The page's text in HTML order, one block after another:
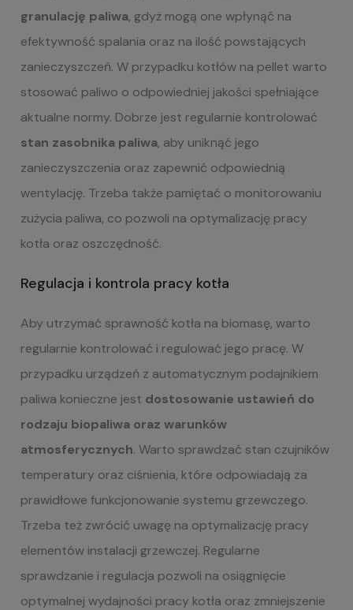
granulację paliwa, gdyż mogą one wpłynąć na
efektywność spalania oraz na ilość powstających
zanieczyszczeń. W przypadku kotłów na pellet warto
stosować paliwo o odpowiedniej jakości spełniające
aktualne normy. Dobrze jest regularnie kontrolować
stan zasobnika paliwa, aby uniknąć jego
zanieczyszczenia oraz zapewnić odpowiednią
wentylację. Trzeba także pamiętać o monitorowaniu
zużycia paliwa, co pozwoli na optymalizację pracy
kotła oraz oszczędność.
Regulacja i kontrola pracy kotła
Aby utrzymać sprawność kotła na biomasę, warto
regularnie kontrolować i regulować jego pracę. W
przypadku urządzeń z automatycznym podajnikiem
paliwa konieczne jest dostosowanie ustawień do
rodzaju biopaliwa oraz warunków
atmosferycznych. Warto sprawdzać stan czujników
temperatury oraz ciśnienia, które odpowiadają za
prawidłowe funkcjonowanie systemu grzewczego.
Trzeba też zwrócić uwagę na optymalizację pracy
elementów instalacji grzewczej. Regularne
sprawdzanie i regulacja pozwoli na osiągnięcie
optymalnej wydajności pracy kotła oraz zmniejszenie